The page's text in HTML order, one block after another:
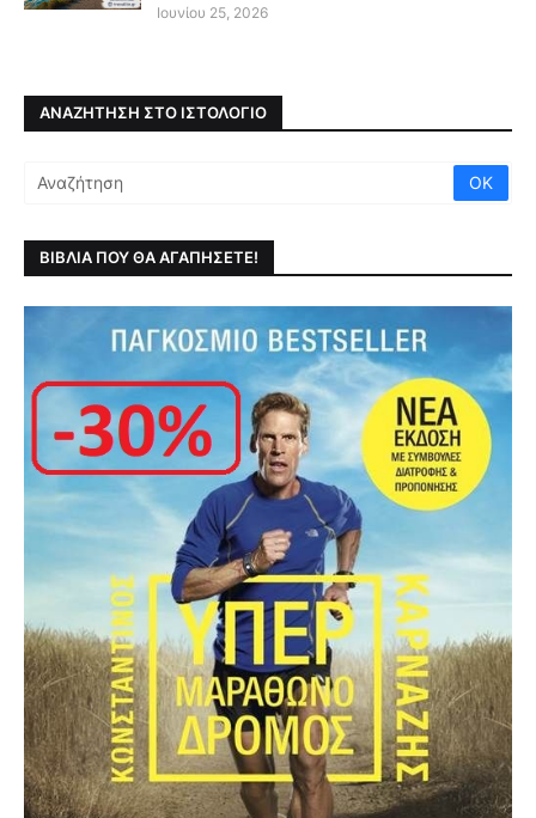
Ιουνίου 25, 2026
ΑΝΑΖΉΤΗΣΗ ΣΤΟ ΙΣΤΟΛΌΓΙΟ
ΒΙΒΛΙΑ ΠΟΥ ΘΑ ΑΓΑΠΗΣΕΤΕ!